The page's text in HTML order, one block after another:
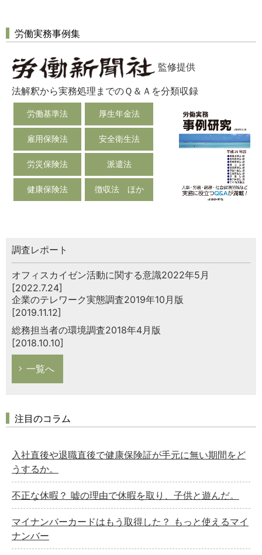
労働実務事例集
監修提供
法解釈から実務処理までのＱ＆Ａを分類収録
労働基準法 厚生年金法
雇用保険法 安全衛生法
労災保険法 派遣法
健康保険法 徴収法 ほか
調査レポート
オフィスカイゼン活動に関する意識2022年5月
[2022.7.24]
企業のテレワーク実態調査2019年10月版
[2019.11.12]
総務担当者の環境調査2018年4月版
[2018.10.10]
一覧へ
注目のコラム
入社直後や退職直後で健康保険証が手元に無い期間をど
うするか。
不正な休暇？ 嘘の理由で休暇を取り、子供と遊んだ。
マイナンバーカードはもう取得した？ もっと使えるマイ
ナンバー